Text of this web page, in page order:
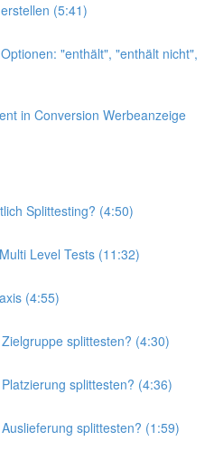
(5:41)
"enthält", "enthält nicht",
in Conversion Werbeanzeige
Splittesting? (4:50)
Level Tests (11:32)
(4:55)
splittesten? (4:30)
splittesten? (4:36)
splittesten? (1:59)